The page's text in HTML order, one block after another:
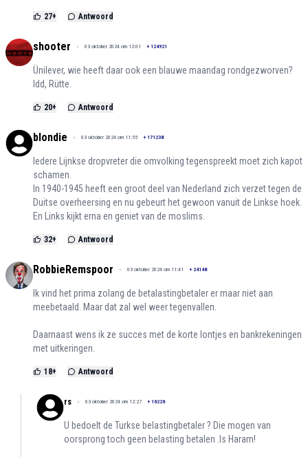
27+ Antwoord
shooter 03 oktober 2024 om 12:01 + 124921
Ünilever, wie heeft daar ook een blauwe maandag rondgezworven?
Idd, Rütte.
20+ Antwoord
blondie 03 oktober 2024 om 11:55 + 171238
Iedere Lijnkse dropvreter die omvolking tegenspreekt moet zich kapot
schamen.
In 1940-1945 heeft een groot deel van Nederland zich verzet tegen de
Duitse overheersing en nu gebeurt het gewoon vanuit de Linkse hoek.
En Links kijkt erna en geniet van de moslims.
32+ Antwoord
RobbieRemspoor 03 oktober 2024 om 11:41 + 24148
Ik vind het prima zolang de betalastingbetaler er maar niet aan
meebetaald. Maar dat zal wel weer tegenvallen.
Daarnaast wens ik ze succes met de korte lontjes en bankrekeningen
met uitkeringen.
18+ Antwoord
rs 03 oktober 2024 om 12:27 + 16226
U bedoelt de Turkse belastingbetaler ? Die mogen van
oorsprong toch geen belasting betalen .Is Haram!